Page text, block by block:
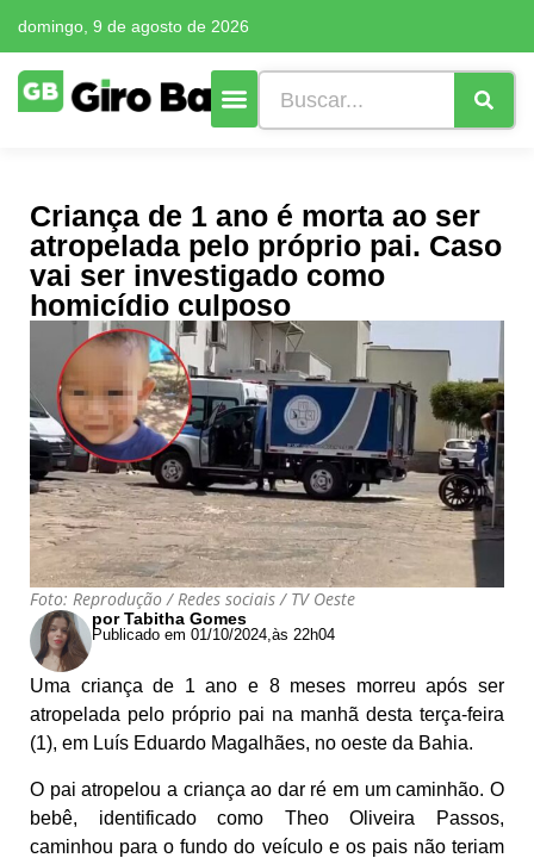
domingo, 9 de agosto de 2026
Criança de 1 ano é morta ao ser
atropelada pelo próprio pai. Caso
vai ser investigado como
homicídio culposo
Foto: Reprodução / Redes sociais / TV Oeste
por Tabitha Gomes
Publicado em 01/10/2024,às 22h04
Uma criança de 1 ano e 8 meses morreu após ser
atropelada pelo próprio pai na manhã desta terça-feira
(1), em Luís Eduardo Magalhães, no oeste da Bahia.
O pai atropelou a criança ao dar ré em um caminhão. O
bebê, identificado como Theo Oliveira Passos,
caminhou para o fundo do veículo e os pais não teriam